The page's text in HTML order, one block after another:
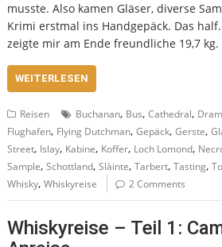
musste. Also kamen Gläser, diverse
Krimi erstmal ins Handgepäck. Das
zeigte mir am Ende freundliche 19,7 kg.
WEITERLESEN
Reisen Buchanan, Bus,Cathedral,
Flughafen, Flying Dutchman,Gepäck,Gerste,
Street, Islay, Kabine, Koffer, Loch Lomond,
Sample,Schottland,Slàinte,Tarbert,Tasting,
Whisky,Whiskyreise 2 Comments
Whiskyreise – Teil 1: